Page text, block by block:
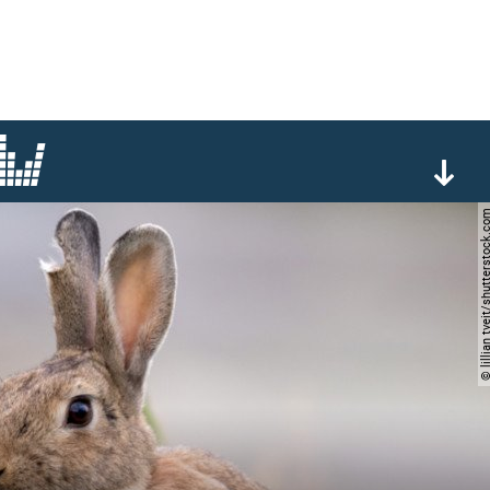
© lillian tveit/shutterstock.com